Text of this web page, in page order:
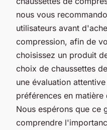
nous vous
utilisateurs avant
compression, afin de
choisissez un produit
choix de chaussettes
une évaluation
préférences en
Nous espérons que ce
comprendre